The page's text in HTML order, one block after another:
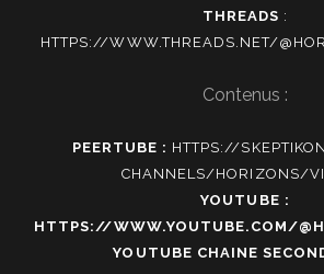
THREADS :
HTTPS://WWW.THREADS.NET/
Contenus :
PEERTUBE : HTTPS://
CHANNELS/HORIZONS/
YOUTUBE :
HTTPS://WWW.YOUTUBE.COM/
YOUTUBE CHAINE